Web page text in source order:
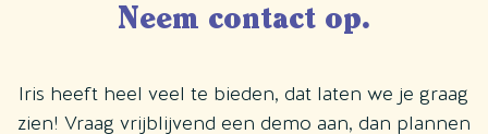
Neem contact op.
Iris heeft heel veel te bieden, dat laten we je graag
zien! Vraag vrijblijvend een demo aan, dan plannen